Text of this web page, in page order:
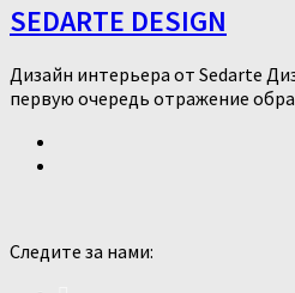
SEDARTE DESIGN
Дизайн интерьера от Sedarte
первую очередь отражение
Следите за нами: